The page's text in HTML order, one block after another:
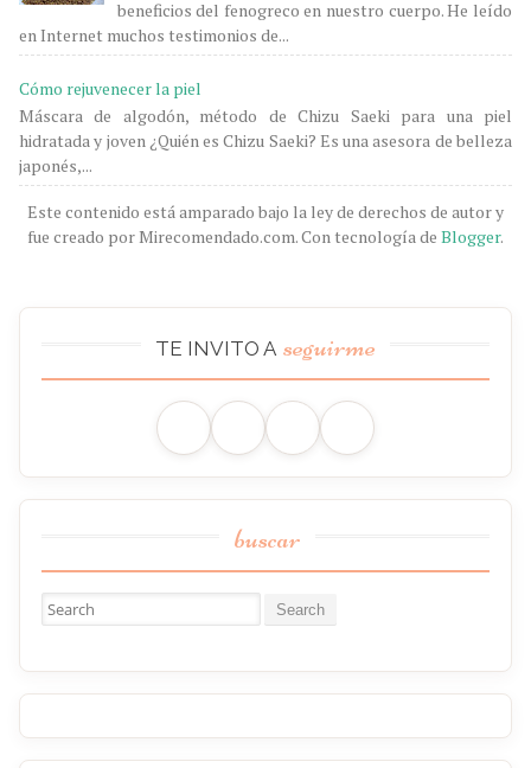
beneficios del fenogreco en nuestro cuerpo. He leído
en Internet muchos testimonios de...
Cómo rejuvenecer la piel
Máscara de algodón, método de Chizu Saeki para una piel
hidratada y joven ¿Quién es Chizu Saeki? Es una asesora de belleza
japonés,...
Este contenido está amparado bajo la ley de derechos de autor y
fue creado por Mirecomendado.com. Con tecnología de Blogger.
TE INVITO A seguirme
buscar
Buscar: